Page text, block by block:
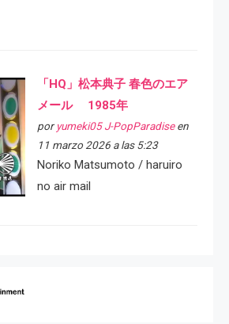
「HQ」松本典子 春色のエア
メール 1985年
por yumeki05 J-PopParadiseen
11 marzo 2026 a las 5:23
Noriko Matsumoto / haruiro
no air mail